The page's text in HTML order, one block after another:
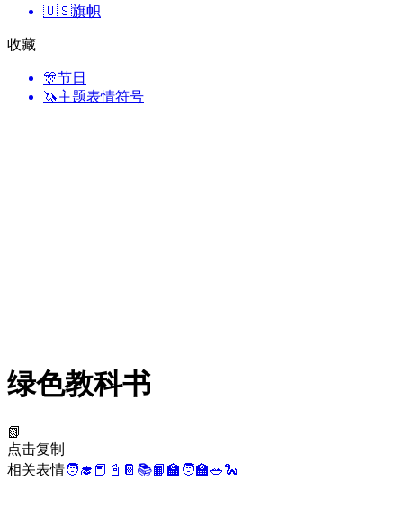
🇺🇸旗帜
收藏
🎊节日
🦄主题表情符号
绿色教科书
📗
点击复制
相关表情🧑‍🎓 📕 📓 📔 📚📙 🏫 🧑‍🏫🥗🐍